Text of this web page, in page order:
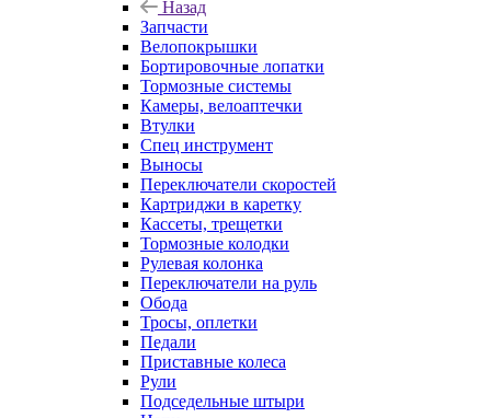
Назад
Запчасти
Велопокрышки
Бортировочные лопатки
Тормозные системы
Камеры, велоаптечки
Втулки
Спец инструмент
Выносы
Переключатели скоростей
Картриджи в каретку
Кассеты, трещетки
Тормозные колодки
Рулевая колонка
Переключатели на руль
Обода
Тросы, оплетки
Педали
Приставные колеса
Рули
Подседельные штыри